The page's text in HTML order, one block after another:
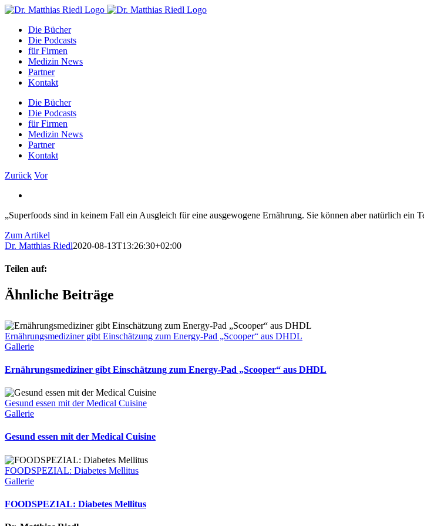
Zum
springen
Facebook
Instagram
YouTube
E-
Die Bücher
Die Podcasts
für Firmen
Medizin News
Partner
Kontakt
Die Bücher
Die Podcasts
für Firmen
Medizin News
Partner
Kontakt
Zurück Vor
Bild
„Superfoods sind in keinem Fall ein Ausgleich für eine ausgewogene Ernährung. Sie können aber natürlich ein
Zum Artikel
Dr. Matthias Riedl2020-08-13T13:26:30+02:00
Teilen auf:
Facebook
Twitter
Reddit
LinkedIn
WhatsApp
Tumblr
Pinterest
Vk
E-
Mail
Ähnliche Beiträge
Ernährungsmediziner gibt Einschätzung zum Energy-Pad „Scooper“ aus DHDL
Gallerie
Ernährungsmediziner gibt Einschätzung zum Energy-Pad „Scooper“ aus DHDL
Gesund essen mit der Medical Cuisine
Gallerie
Gesund essen mit der Medical Cuisine
FOODSPEZIAL: Diabetes Mellitus
Gallerie
FOODSPEZIAL: Diabetes Mellitus